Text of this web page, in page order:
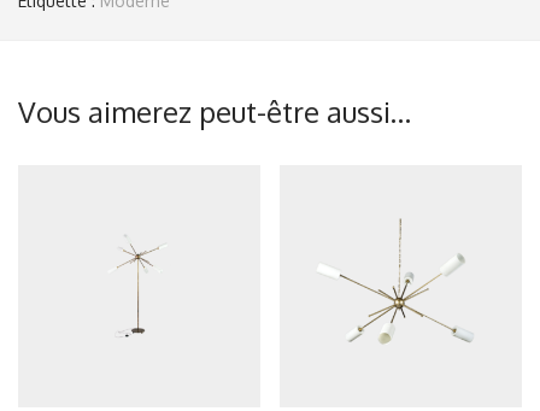
Vous aimerez peut-être aussi…